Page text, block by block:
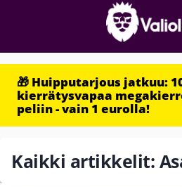
🎁 Huipputarjous jatkuu:
kierrätysvapaa
peliin - vain 1 eurolla!
Kaikki artikkelit: